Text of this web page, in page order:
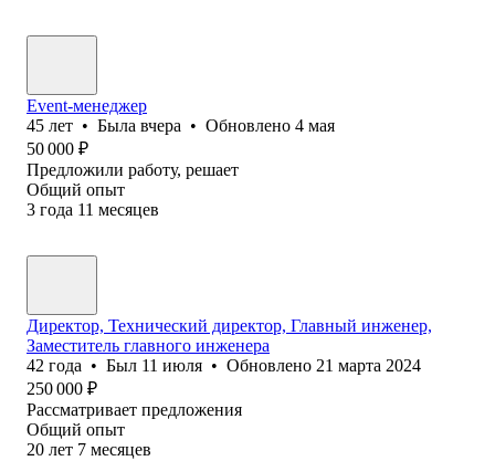
Event-менеджер
45 лет • Была вчера • Обновлено 4 мая
50 000 ₽
Предложили работу, решает
Общий опыт
3 года 11 месяцев
Директор, Технический директор, Главный инженер,
Заместитель главного инженера
42 года • Был 11 июля • Обновлено 21 марта 2024
250 000 ₽
Рассматривает предложения
Общий опыт
20 лет 7 месяцев